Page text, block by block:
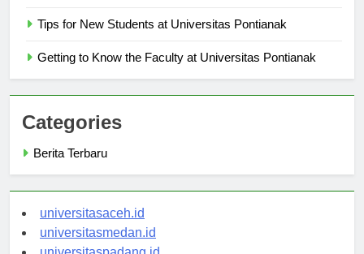
Categories
universitasaceh.id
universitasmedan.id